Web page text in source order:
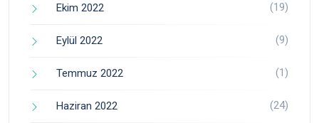
Ekim 2022 (19)
Eylül 2022 (9)
Temmuz 2022 (1)
Haziran 2022 (24)